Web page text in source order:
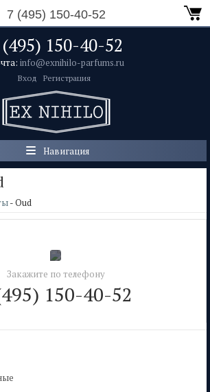
7 (495) 150-40-52
(495) 150-40-52
info@exnihilo-parfums.ru
Вход Регистрация
Навигация
- Oud
Закажите по телефону
150-40-52